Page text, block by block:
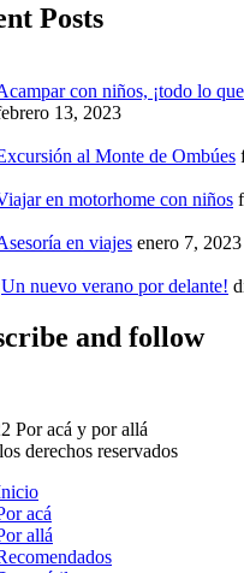
Posts
con niños, ¡todo lo
13, 2023
al Monte de Ombúes
en motorhome con niños
en viajes enero 7, 2023
nuevo verano por delante!
and follow
Por acá y por allá
derechos reservados
acá
allá